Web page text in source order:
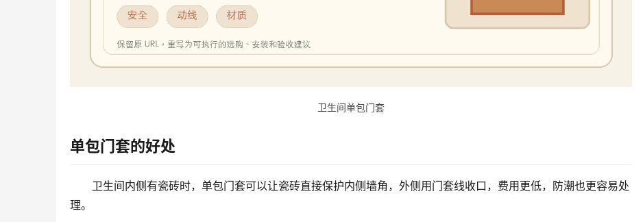
卫生间单包门套
单包门套的好处
卫生间内侧有瓷砖时，单包门套可以让瓷砖直接保护内侧墙角，外侧用门套线收口，费用更低，防潮也更容易处
理。